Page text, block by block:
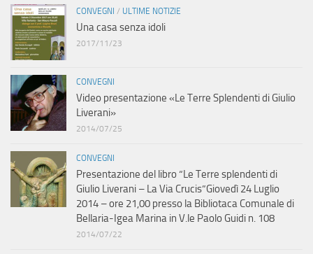
CONVEGNI / ULTIME NOTIZIE
Una casa senza idoli
2017/11/23
CONVEGNI
Video presentazione «Le Terre Splendenti di Giulio
Liverani»
2014/07/25
CONVEGNI
Presentazione del libro “Le Terre splendenti di
Giulio Liverani – La Via Crucis”Giovedì 24 Luglio
2014 – ore 21,00 presso la Bibliotaca Comunale di
Bellaria-Igea Marina in V.le Paolo Guidi n. 108
2014/07/22